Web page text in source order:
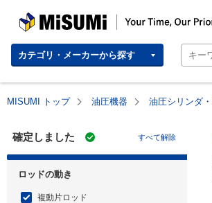
MISUMI | Your Time, Our Priority
カテゴリ・メーカーから探す
MISUMI トップ 油圧機器 油圧シリンダ
確定しました すべて解除
ロッドの動き
複動片ロッド